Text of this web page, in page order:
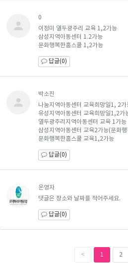
0
이정미 열두광주리 교육 1,2가능
삼성지역아동센터 1.2가능
문화행복한홈스쿨 1,2가능
답글(0)
박소진
나눔지역아동센터 교육희망일1, 2가
유성지역아동센터 교육희망일1,2가
열두광주리지역아동센터 교육 1가능
삼성지역아동센터 교육2가능(문화
문화행복한홈스쿨 교육1,2가능
답글(0)
운영자
댓글은 장소와 날짜를 적어주세요.
답글(0)
< 1 2